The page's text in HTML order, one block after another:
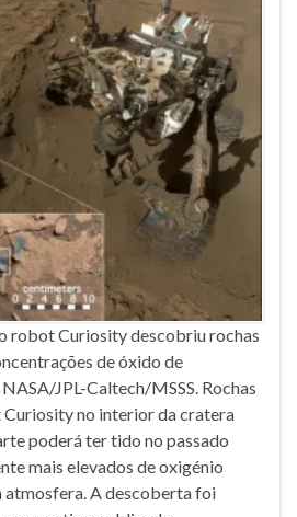
robot Curiosity descobriu rochas
de óxido de
JPL-Caltech/MSSS. Rochas
no interior da cratera
poderá ter tido no passado
mais elevados de oxigénio
atmosfera. A descoberta foi